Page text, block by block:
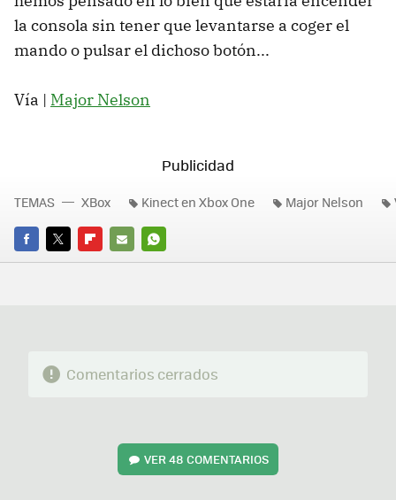
la consola sin tener que levantarse a coger el
mando o pulsar el dichoso botón...
Vía | Major Nelson
FACEBOOK
TWITTERFLIPBOARD
E-
WHATSAPP
TEMAS XBox Kinect en Xbox One Major Nelson
Comentarios cerrados
VER48 COMENTARIOS